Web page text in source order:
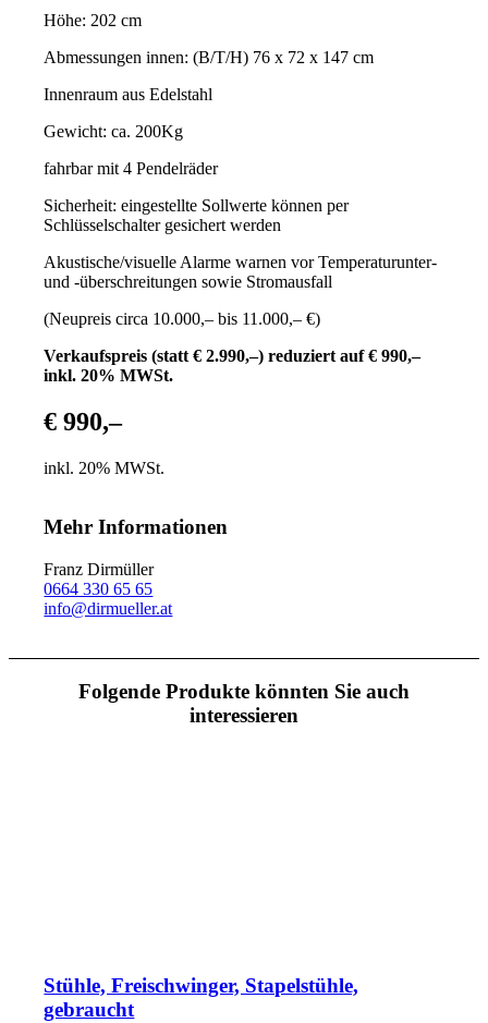
Höhe: 202 cm
Abmessungen innen: (B/T/H) 76 x 72 x 147 cm
Innenraum aus Edelstahl
Gewicht: ca. 200Kg
fahrbar mit 4 Pendelräder
Sicherheit: eingestellte Sollwerte können per
Schlüsselschalter gesichert werden
Akustische/visuelle Alarme warnen vor Temperaturunter-
und -überschreitungen sowie Stromausfall
(Neupreis circa 10.000,– bis 11.000,– €)
Verkaufspreis (statt € 2.990,–) reduziert auf € 990,–
inkl. 20% MWSt.
€ 990,–
inkl. 20% MWSt.
Mehr Informationen
Franz Dirmüller
0664 330 65 65
info@dirmueller.at
Folgende Produkte könnten Sie auch
interessieren
Stühle, Freischwinger, Stapelstühle,
gebraucht